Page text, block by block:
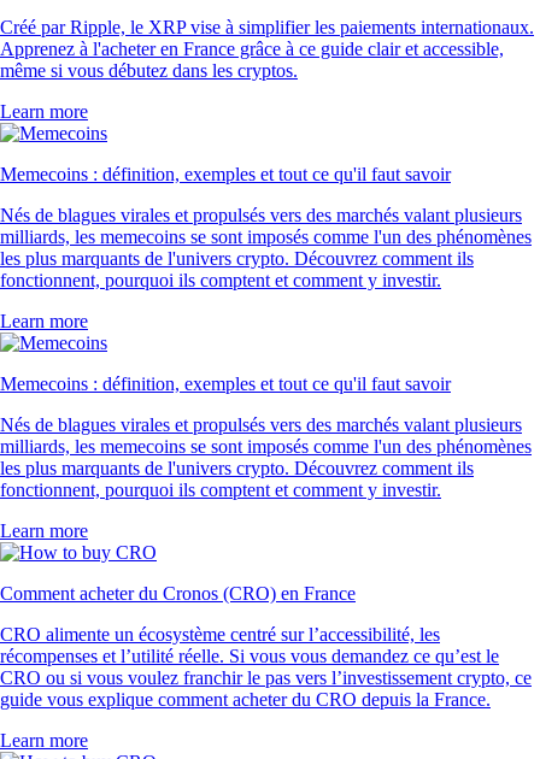
Créé par Ripple, le XRP vise à simplifier les paiements internationaux.
Apprenez à l'acheter en France grâce à ce guide clair et accessible,
même si vous débutez dans les cryptos.
Learn more
Memecoins : définition, exemples et tout ce qu'il faut savoir
Nés de blagues virales et propulsés vers des marchés valant plusieurs
milliards, les memecoins se sont imposés comme l'un des phénomènes
les plus marquants de l'univers crypto. Découvrez comment ils
fonctionnent, pourquoi ils comptent et comment y investir.
Learn more
Memecoins : définition, exemples et tout ce qu'il faut savoir
Nés de blagues virales et propulsés vers des marchés valant plusieurs
milliards, les memecoins se sont imposés comme l'un des phénomènes
les plus marquants de l'univers crypto. Découvrez comment ils
fonctionnent, pourquoi ils comptent et comment y investir.
Learn more
Comment acheter du Cronos (CRO) en France
CRO alimente un écosystème centré sur l’accessibilité, les
récompenses et l’utilité réelle. Si vous vous demandez ce qu’est le
CRO ou si vous voulez franchir le pas vers l’investissement crypto, ce
guide vous explique comment acheter du CRO depuis la France.
Learn more